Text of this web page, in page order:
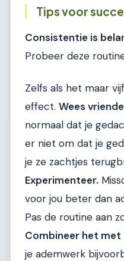
Tips voor
Consistentie is
Probeer deze
Zelfs als het maar
effect. Wees
normaal dat je
er niet om dat je
je ze zachtjes
Experimenteer.
voor jou beter dan
Pas de routine aan
Combineer het
je ademwerk